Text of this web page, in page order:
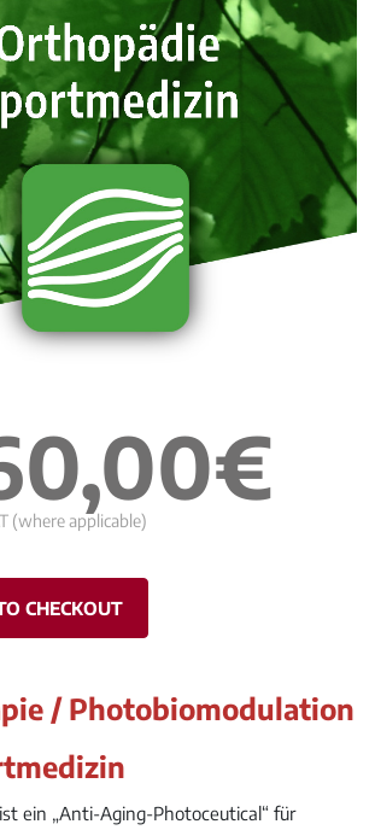
(where applicable)
CHECKOUT
/ Photobiomodulation
ein „Anti-Aging-Photoceutical“ für